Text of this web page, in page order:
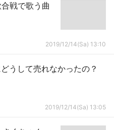
戦で歌う曲
2019/12/14(Sa) 13:10
うして売れなかったの？
2019/12/14(Sa) 13:05